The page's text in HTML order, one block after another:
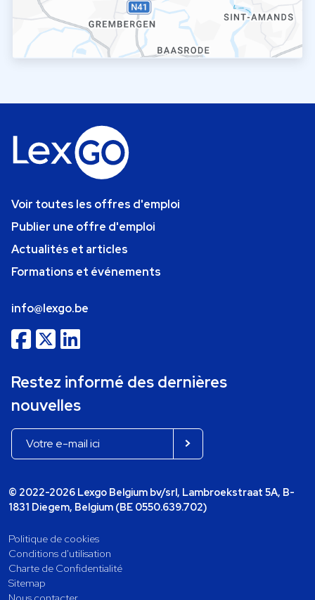
Voir toutes les offres d'emploi
Publier une offre d'emploi
Actualités et articles
Formations et événements
info@lexgo.be
Restez informé des dernières
nouvelles
© 2022-2026 Lexgo Belgium bv/srl, Lambroekstraat 5A, B-
1831 Diegem, Belgium (BE 0550.639.702)
Politique de cookies
Conditions d'utilisation
Charte de Confidentialité
Sitemap